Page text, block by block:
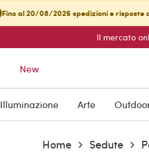
Fino al 20/08/2026 spedizioni e
Il mercato
New
Illuminazione Arte
Home Sedute